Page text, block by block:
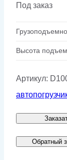
Под заказ
Высота
Артикул:
Обратный